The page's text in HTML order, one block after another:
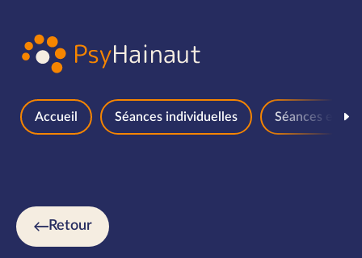
Accueil Séances individuelles Séances en
Retour